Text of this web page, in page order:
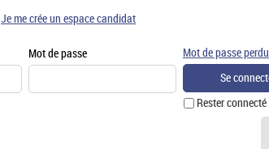
Mot de passe
Rester connecté
Mot de passe perdu
Je me crée un espace candidat